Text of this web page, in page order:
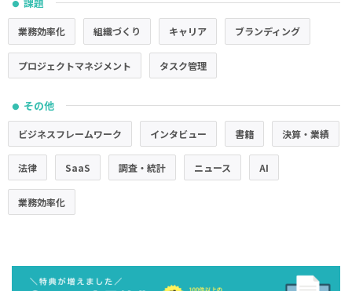
●
業務効率化 組織づくり キャリア ブランディング
プロジェクトマネジメント タスク管理
● その他
ビジネスフレームワーク インタビュー 書籍 決算・業績
法律 SaaS 調査・統計 ニュース AI
業務効率化